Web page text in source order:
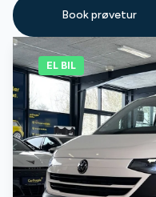
EL BIL
Book prøvetur